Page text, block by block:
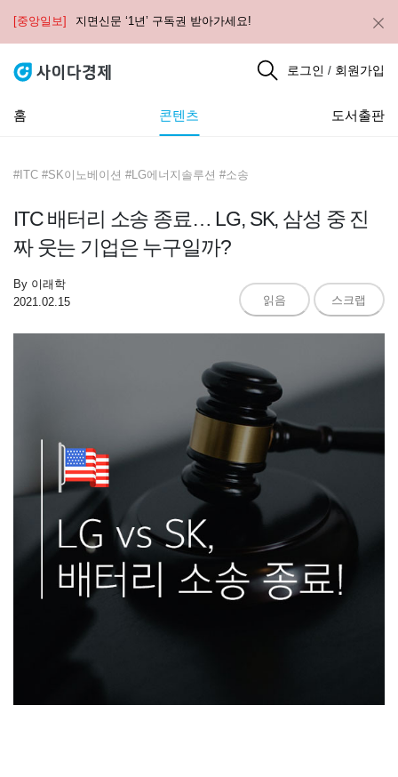
[중앙일보] 지면신문 ‘1년’ 구독권 받아가세요!
로그인 / 회원가입
홈 콘텐츠 도서출판
#ITC #SK이노베이션 #LG에너지솔루션 #소송
ITC 배터리 소송 종료… LG, SK, 삼성 중 진
짜 웃는 기업은 누구일까?
By 이래학
2021.02.15
읽음 스크랩